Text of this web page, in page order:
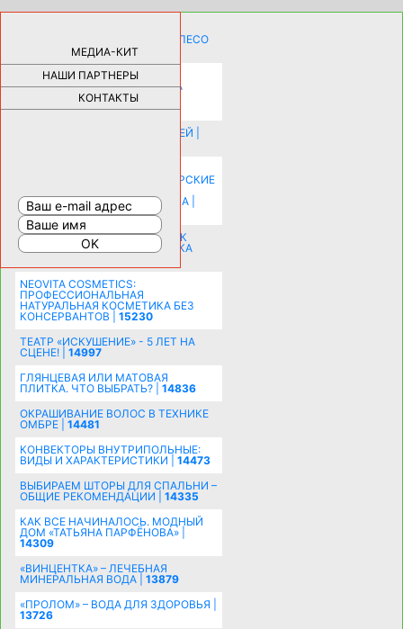
МЕДИА-КИТ
НАШИ ПАРТНЕРЫ
КОНТАКТЫ
КАК ДЕВУШКЕ ПОМЕНЯТЬ КОЛЕСО
НА АВТОМОБИЛЕ |69179
НОВЫЕ РАЗРАБОТКИ ДЛЯ
ОЗДОРОВЛЕНИЯ ОРГАНИЗМА
ПЛАТФОРМА ШУМАННА 3Д И
КАПСУЛА ЗДОРОВЬЯ |28291
ИСТОРИЯ НАКЛАДНЫХ НОГТЕЙ |
КОМНАТУ: ХИТРЫЕ ДИЗАЙНЕРСКИЕ
РАСШИРЕНИЯ ПРОСТРАНСТВА |
16198
СОБИРАЕМСЯ НА ПРАЗДНИК К
МОЛОДОЖЕНАМ: ПОДГОТОВКА
NEOVITA COSMETICS:
ПРОФЕССИОНАЛЬНАЯ
НАТУРАЛЬНАЯ КОСМЕТИКА БЕЗ
КОНСЕРВАНТОВ | 15230
ТЕАТР «ИСКУШЕНИЕ» - 5 ЛЕТ НА
СЦЕНЕ! | 14997
ГЛЯНЦЕВАЯ ИЛИ МАТОВАЯ
ПЛИТКА. ЧТО ВЫБРАТЬ? | 14836
ОКРАШИВАНИЕ ВОЛОС В ТЕХНИКЕ
ОМБРЕ | 14481
КОНВЕКТОРЫ ВНУТРИПОЛЬНЫЕ:
ВИДЫ И ХАРАКТЕРИСТИКИ | 14473
ВЫБИРАЕМ ШТОРЫ ДЛЯ СПАЛЬНИ –
ОБЩИЕ РЕКОМЕНДАЦИИ | 14335
КАК ВСЕ НАЧИНАЛОСЬ. МОДНЫЙ
ДОМ «ТАТЬЯНА ПАРФЁНОВА» |
14309
«ВИНЦЕНТКА» – ЛЕЧЕБНАЯ
МИНЕРАЛЬНАЯ ВОДА | 13879
«ПРОЛОМ» – ВОДА ДЛЯ ЗДОРОВЬЯ |
13726